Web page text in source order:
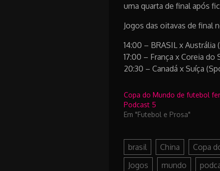
uma quarta de final após
Jogos das oitavas de final
14:00 – BRASIL x Austrália
17:00 – França x Coreia do
20:30 – Canadá x Suíça
Copa do Mundo de futebol
Podcast 5
Em "Futebol e Prosa"
brasil China
Copa
Jogos
mundo